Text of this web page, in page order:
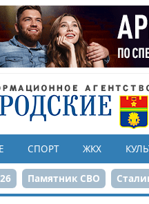
СПОРТ ЖКХ
Памятник СВО